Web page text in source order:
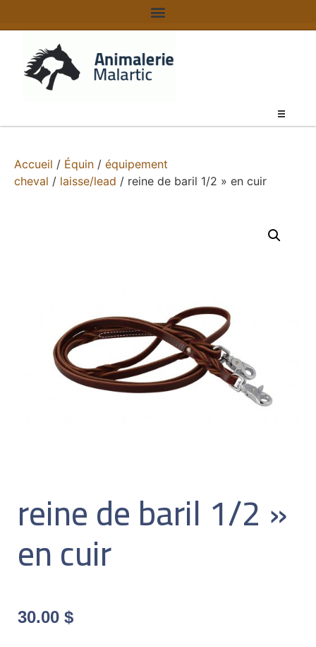
Accueil / Équin / équipement
cheval / laisse/lead / reine de baril 1/2 » en cuir
reine de baril 1/2 »
en cuir
30.00 $